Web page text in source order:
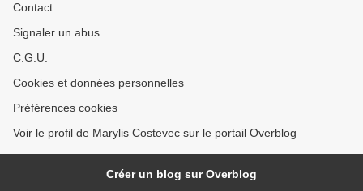
Contact
Signaler un abus
C.G.U.
Cookies et données personnelles
Préférences cookies
Voir le profil de Marylis Costevec sur le portail Overblog
Créer un blog sur Overblog